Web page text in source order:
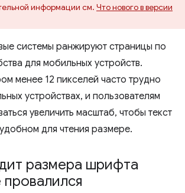
информации см. Что нового в версии
системы ранжируют страницы по
для мобильных устройств.
менее 12 пикселей часто трудно
устройствах, и пользователям
увеличить масштаб, чтобы текст
для чтения размере.
размера шрифта